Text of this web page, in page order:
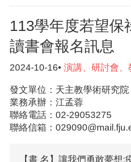
113學年度若望保
讀書會報名訊息
2024-10-16• 演講、研討會、
發文單位：天主教學術研究院
業務承辦：江孟蓉
聯絡電話：02-29053275
聯絡信箱：
【書 名】讓我們勇敢夢想